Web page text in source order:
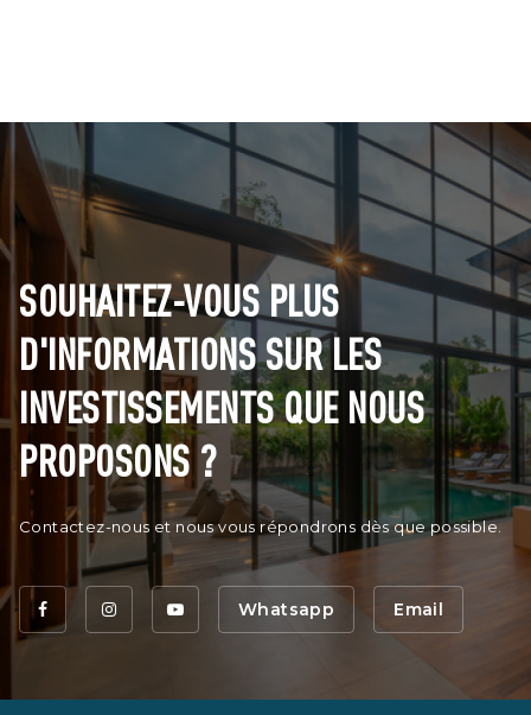
SOUHAITEZ-VOUS PLUS
D'INFORMATIONS SUR LES
INVESTISSEMENTS QUE NOUS
PROPOSONS ?
Contactez-nous et nous vous répondrons dès que possible.
Whatsapp Email